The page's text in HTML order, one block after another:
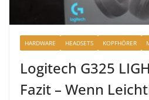
HARDWARE HEADSETS KOPFHÖRER
Logitech G325
Fazit – Wenn